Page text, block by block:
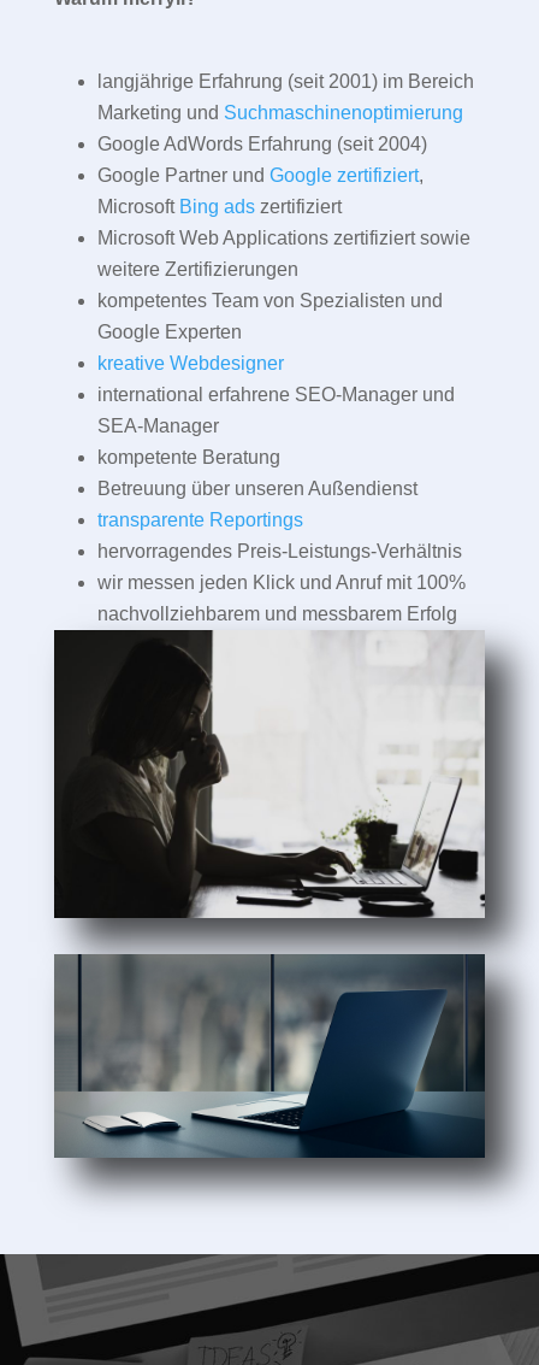
langjährige Erfahrung (seit 2001) im Bereich
Marketing und Suchmaschinenoptimierung
Google AdWords Erfahrung (seit 2004)
Google Partner und Google zertifiziert,
Microsoft Bing adszertifiziert
Microsoft Web Applications zertifiziert sowie
weitere Zertifizierungen
kompetentes Team von Spezialisten und
Google Experten
kreative Webdesigner
international erfahrene SEO-Manager und
SEA-Manager
kompetente Beratung
Betreuung über unseren Außendienst
transparente Reportings
hervorragendes Preis-Leistungs-Verhältnis
wir messen jeden Klick und Anruf mit 100%
nachvollziehbarem und messbarem Erfolg